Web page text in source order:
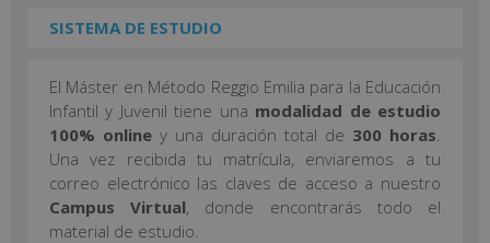
SISTEMA DE ESTUDIO
El Máster en Método Reggio Emilia para la Educación
Infantil y Juvenil tiene una modalidad de estudio
100% online y una duración total de 300 horas
Una vez recibida tu matrícula, enviaremos a tu
correo electrónico las claves de acceso a nuestro
Campus Virtual, donde encontrarás todo el
material de estudio.